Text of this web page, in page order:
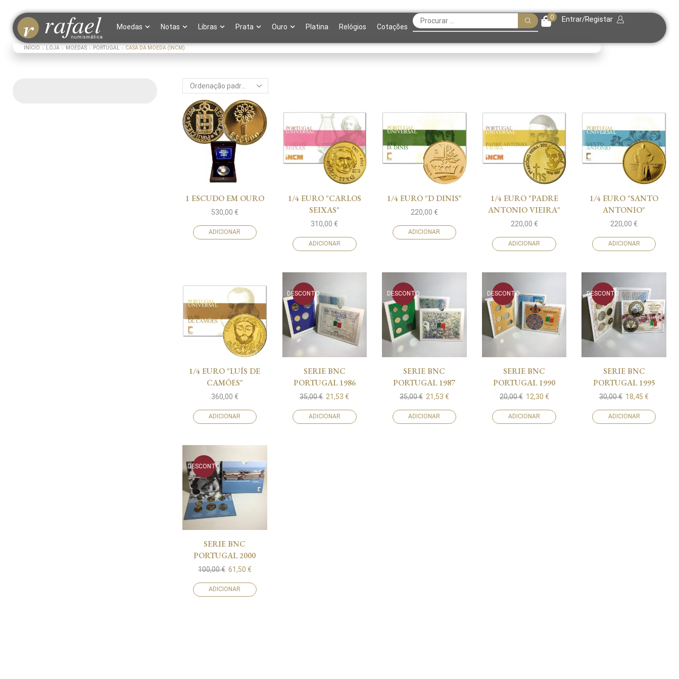
Moedas Notas Libras Prata Ouro Platina Relógios Cotações
0 Entrar/Registar
INÍCIO LOJA MOEDAS PORTUGAL CASA DA MOEDA (INCM)
1 ESCUDO EM OURO
530,00 €
ADICIONAR
1/4 EURO "CARLOS
SEIXAS"
310,00€
ADICIONAR
1/4 EURO "D DINIS"
220,00 €
ADICIONAR
1/4 EURO "PADRE
ANTONIO VIEIRA"
220,00 €
ADICIONAR
1/4 EURO "SANTO
ANTONIO"
220,00€
ADICIONAR
1/4 EURO "LUÍS DE
CAMÕES"
360,00 €
ADICIONAR
DESCONTO
SERIE BNC
PORTUGAL 1986
35,00€ 21,53€
ADICIONAR
DESCONTO
SERIE BNC
PORTUGAL 1987
35,00€ 21,53 €
ADICIONAR
DESCONTO
SERIE BNC
PORTUGAL 1990
20,00€ 12,30 €
ADICIONAR
DESCONTO
SERIE BNC
PORTUGAL 1995
30,00€ 18,45€
ADICIONAR
DESCONTO
SERIE BNC
PORTUGAL 2000
100,00€ 61,50 €
ADICIONAR